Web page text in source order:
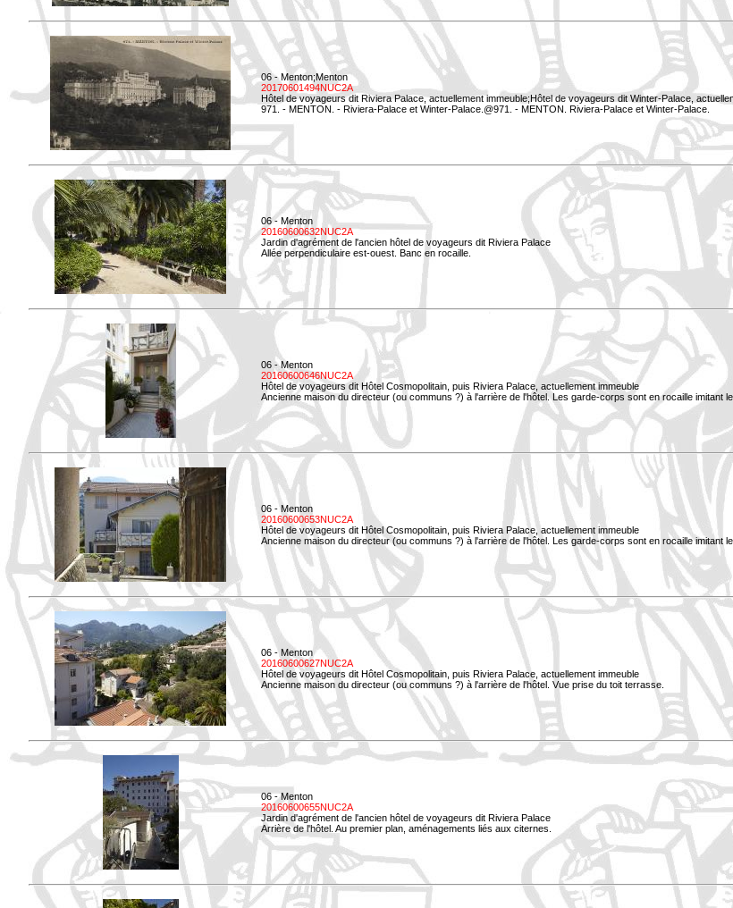
06 - Menton;Menton
20170601494NUC2A
Hôtel de voyageurs dit Riviera Palace, actuellement immeuble;Hôtel de voyageurs dit Winter-Palace,
971. - MENTON. - Riviera-Palace et Winter-Palace.@971. - MENTON. Riviera-Palace et Winter-Palace.
06 - Menton
20160600632NUC2A
Jardin d'agrément de l'ancien hôtel de voyageurs dit Riviera Palace
Allée perpendiculaire est-ouest. Banc en rocaille.
06 - Menton
20160600646NUC2A
Hôtel de voyageurs dit Hôtel Cosmopolitain, puis Riviera Palace, actuellement immeuble
Ancienne maison du directeur (ou communs ?) à l'arrière de l'hôtel. Les garde-corps sont en rocaille imitant
06 - Menton
20160600653NUC2A
Hôtel de voyageurs dit Hôtel Cosmopolitain, puis Riviera Palace, actuellement immeuble
Ancienne maison du directeur (ou communs ?) à l'arrière de l'hôtel. Les garde-corps sont en rocaille imitant le
06 - Menton
20160600627NUC2A
Hôtel de voyageurs dit Hôtel Cosmopolitain, puis Riviera Palace, actuellement immeuble
Ancienne maison du directeur (ou communs ?) à l'arrière de l'hôtel. Vue prise du toit terrasse.
06 - Menton
20160600655NUC2A
Jardin d'agrément de l'ancien hôtel de voyageurs dit Riviera Palace
Arrière de l'hôtel. Au premier plan, aménagements liés aux citernes.